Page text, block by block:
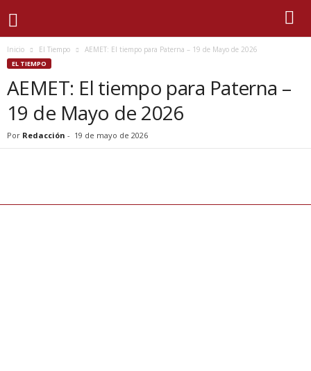
Inicio El Tiempo AEMET: El tiempo para Paterna – 19 de Mayo de 2026
EL TIEMPO
AEMET: El tiempo para Paterna –
19 de Mayo de 2026
Por Redacción - 19 de mayo de 2026